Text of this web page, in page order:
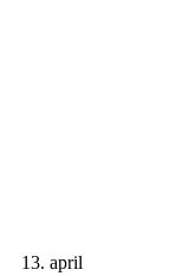
13. april